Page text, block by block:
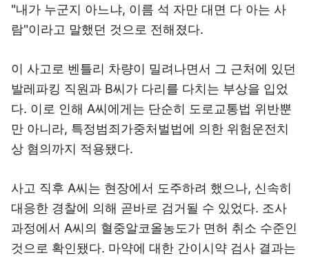
"내가 누군지 아느냐, 이름 석 자만 대면 다 아는 사
람"이라고 말했던 것으로 전해졌다.
이 사고로 벤틀리 차량이 밀려나면서 그 근처에 있던
발레파킹 직원과 B씨가 다리를 다치는 부상을 입었
다. 이로 인해 A씨에게는 단순히 도로교통법 위반뿐
만 아니라, 특정범죄가중처벌법에 의한 위험운전치
상 혐의까지 적용됐다.
사고 직후 A씨는 현장에서 도주하려 했으나, 신속히
대응한 경찰에 의해 곧바로 검거될 수 있었다. 조사
과정에서 A씨의 혈중알코올농도가 면허 취소 수준인
것으로 확인됐다. 마약에 대한 간이시약 검사 결과는